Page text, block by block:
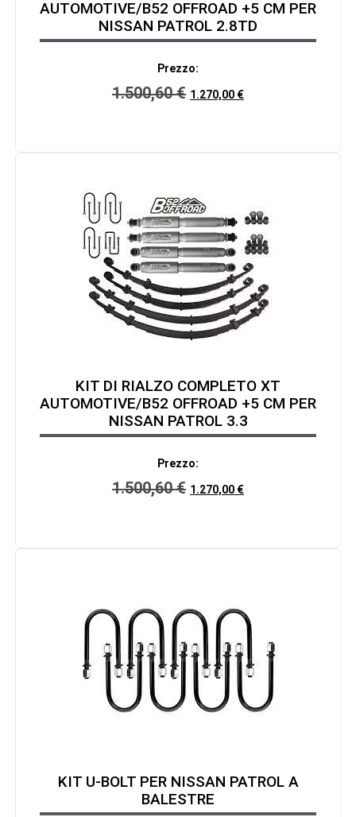
AUTOMOTIVE/B52 OFFROAD +5 CM PER
NISSAN PATROL 2.8TD
Prezzo:
1.500,60€ 1.270,00 €
KIT DI RIALZO COMPLETO XT
AUTOMOTIVE/B52 OFFROAD +5 CM PER
NISSAN PATROL 3.3
Prezzo:
1.500,60€ 1.270,00 €
KIT U-BOLT PER NISSAN PATROL A
BALESTRE